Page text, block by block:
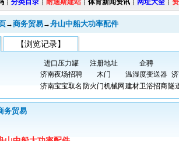
┊ 分类目录 ┊ 耐迪斯建站 ┊ 体育新闻资讯 ┊ 网址大全 ┊
→商务贸易→舟山中船大功率配件
【浏览记录】
进口压力罐 注册地址
企骋
济南夜场招聘
木门 温湿度变送器
济南宝宝取名 防火门机械网 建材卫浴招商隧
务贸易